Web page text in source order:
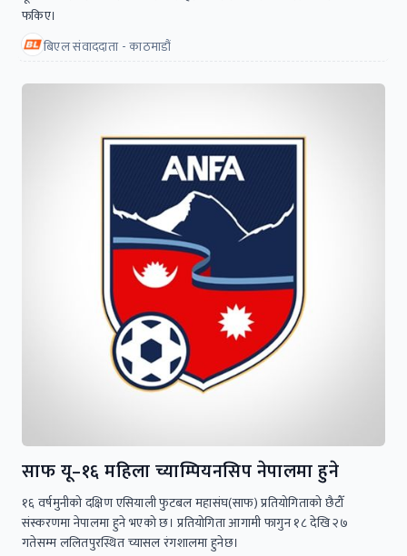
फकिए।
बिएल संवाददाता - काठमाडौं
साफ यू–१६ महिला च्याम्पियनसिप नेपालमा हुने
१६ वर्षमुनीको दक्षिण एसियाली फुटबल महासंघ(साफ) प्रतियोगिताको छैटौँ
संस्करणमा नेपालमा हुने भएको छ। प्रतियोगिता आगामी फागुन १८ देखि २७
गतेसम्म ललितपुरस्थित च्यासल रंगशालमा हुनेछ।